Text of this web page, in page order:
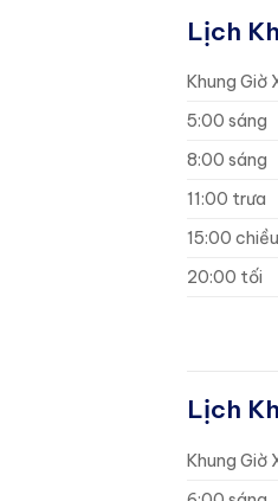
Lịch
Khung Giờ
5:00 sáng
8:00 sáng
11:00 trưa
15:00 chiều
20:00 tối
Lịch
Khung Giờ